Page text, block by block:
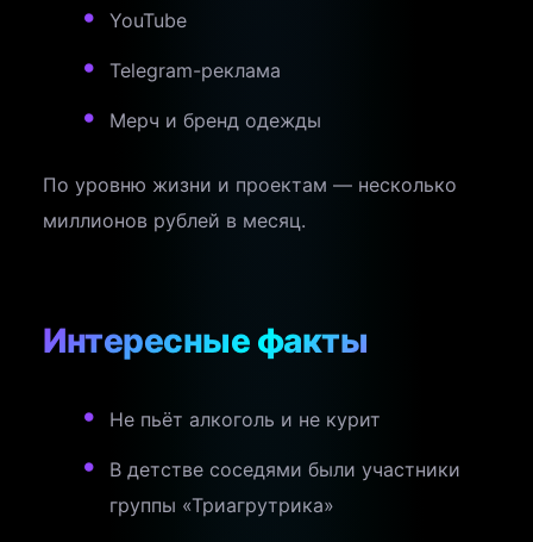
YouTube
Telegram-реклама
Мерч и бренд одежды
По уровню жизни и проектам — несколько
миллионов рублей в месяц.
Интересные факты
Не пьёт алкоголь и не курит
В детстве соседями были участники
группы «Триагрутрика»